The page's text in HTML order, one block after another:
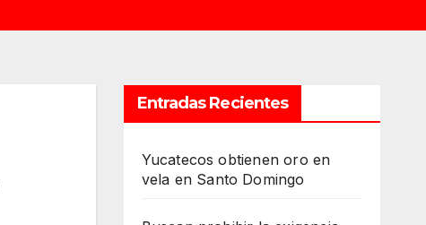
Entradas Recientes
Yucatecos obtienen oro en
vela en Santo Domingo